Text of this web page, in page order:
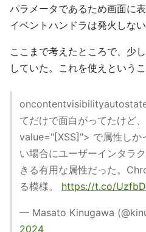
パラメータであるため画面に
イベントハンドラは発火しない
ここまで考えたところで、少
していた。これを使えという
てだけで面白がってたけど
value="[XSS]"> で属性しか
い場合にユーザーインタラ
きる有用な属性だった。
る模様。 https://t.co/
— Masato Kinugawa
2024